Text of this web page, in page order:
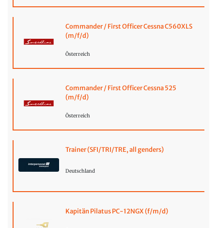
Commander / First Officer Cessna C560XLS
(m/f/d)
Österreich
Commander / First Officer Cessna 525
(m/f/d)
Österreich
Trainer (SFI/TRI/TRE, all genders)
Deutschland
Kapitän Pilatus PC-12NGX (f/m/d)